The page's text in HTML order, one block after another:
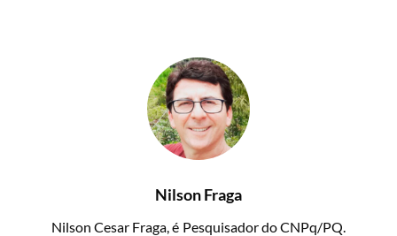
Nilson Fraga
Nilson Cesar Fraga, é Pesquisador do CNPq/PQ.